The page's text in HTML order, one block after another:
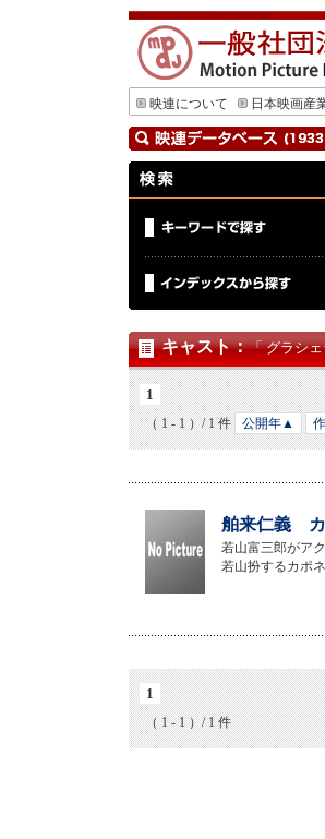
映連について 日本映画産
キャスト：「 グラシ
1
（ 1 - 1 ）/ 1 件 公開年▲
舶来仁義 カ
若山富三郎がア
若山扮するカポ
1
（ 1 - 1 ）/ 1 件